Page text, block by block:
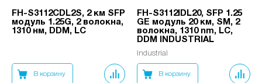
FH-S3112CDL2S, 2 км SFP
модуль 1.25G, 2 волокна,
1310 нм, DDM, LC
В корзину
FH-S3112IDL20, SFP 1.25
GE модуль 20 км, SM, 2
волокна, 1310 nm, LC,
DDM INDUSTRIAL
Industrial
В корзину